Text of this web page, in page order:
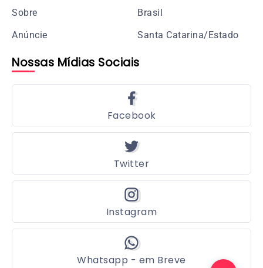
Sobre
Anúncie
Brasil
Santa Catarina/Estado
Nossas Mídias Sociais
Facebook
Twitter
Instagram
Whatsapp - em Breve